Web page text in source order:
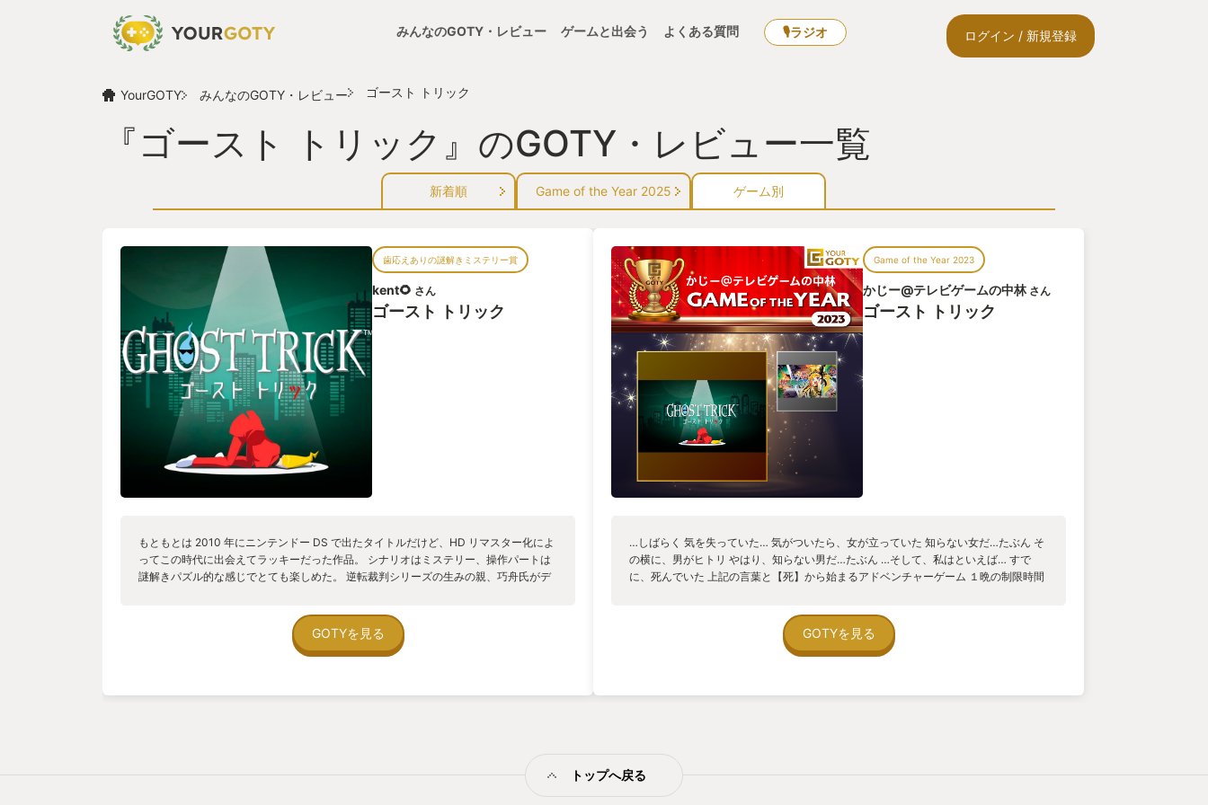
みんなのGOTY・レビュー ゲームと出会う よくある質問 🎙ラジオ ログイン / 新規登録
YourGOTY みんなのGOTY・レビュー ゴースト トリック
『ゴースト トリック』のGOTY・レビュー一覧
新着順 Game of the Year 2025 ゲーム別
歯応えありの謎解きミステリー賞
kent🌻 さん
ゴースト トリック
もともとは 2010 年にニンテンドー DS で出たタイトルだけど、HD リマスター化によ
ってこの時代に出会えてラッキーだった作品。 シナリオはミステリー、操作パートは
謎解きパズル的な感じでとても楽しめた。 逆転裁判シリーズの生みの親、巧舟氏がデ
た。 シナリオがとても面白いし、謎解きもラストに向かうにつれて難易度も上がって
GOTYを見る
Game of the Year 2023
かじー@テレビゲームの中林さん
ゴースト トリック
…しばらく 気を失っていた… 気がついたら、女が立っていた 知らない女だ…たぶん そ
の横に、男がヒトリ やはり、知らない男だ…たぶん …そして、私はといえば… すで
に、死んでいた 上記の言葉と【死】から始まるアドベンチャーゲーム １晩の制限時間
いう公式のリリースがあるほどの衝撃の展開が待ち構えているミステリーアドベンチ
ャー。もともとミステリーを書くほどに好きな私が攻略中予測していた展開を遥かに
後に思う、提供してくれた一つ一つの料理に思いを馳せる様な感覚で、途中まで「こ
を動かしたり、電話を鳴らしたり、回線を使って高速移動したりと整合性はどこへや
GOTYを見る
トップへ戻る